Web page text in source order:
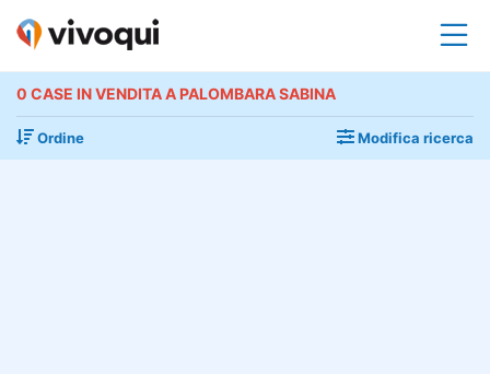
0 CASE IN VENDITA A PALOMBARA SABINA
Ordine Modifica ricerca